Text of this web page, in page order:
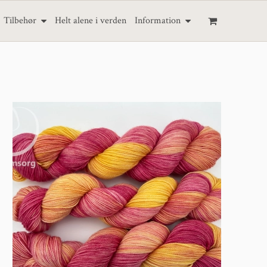
Tilbehør Helt alene i verden Information